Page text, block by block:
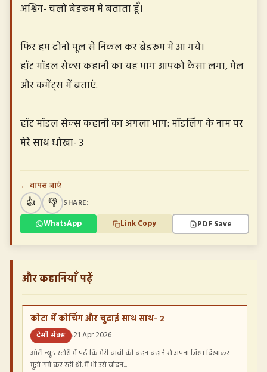
अश्विन- चलो बेडरूम में बताता हूँ।
फिर हम दोनों पूल से निकल कर बेडरूम में आ गये।
हॉट मॉडल सेक्स कहानी का यह भाग आपको कैसा लगा, मेल
और कमेंट्स में बताएं.
हॉट मॉडल सेक्स कहानी का अगला भाग: मॉडलिंग के नाम पर
मेरे साथ धोखा- 3
← वापस जाएं
👍 👎 SHARE:
WhatsApp
Link Copy PDF Save
और कहानियाँ पढ़ें
कोटा में कोचिंग और चुदाई साथ साथ- 2
देसी सेक्स 21 Apr 2026
आंटी न्यूड स्टोरी में पढ़ें कि मेरी चाची की बहन बहाने से अपना जिस्म दिखाकर
मुझे गर्म कर रही थी. मैं भी उसे चोदन...